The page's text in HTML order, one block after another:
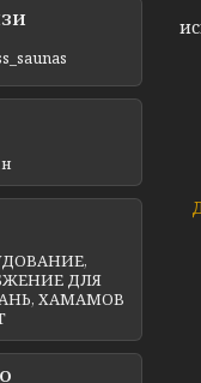
ДЛЯ
ХАМАМОВ